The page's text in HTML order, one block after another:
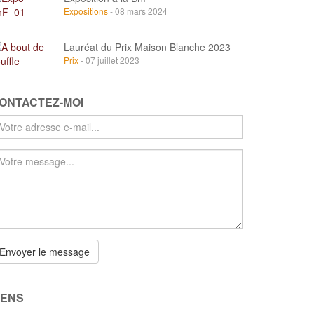
Expositions- 08 mars 2024
Lauréat du Prix Maison Blanche 2023
Prix- 07 juillet 2023
MOI
Envoyer le message